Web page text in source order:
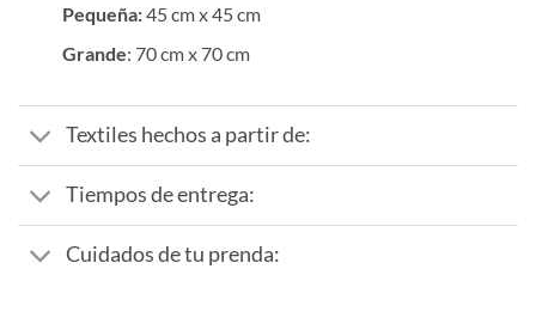
Pequeña:45 cm x 45 cm
Grande: 70 cm x 70 cm
Textiles hechos a partir de:
Tiempos de entrega:
Cuidados de tu prenda: